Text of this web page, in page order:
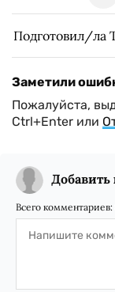
Подготовил/ла
Заметили
Пожалуйста,
Ctrl+Enter или
Всего комментариев: